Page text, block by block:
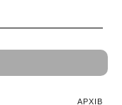
АРХІВ